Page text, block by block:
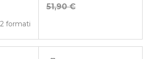
2 formati
51,90 €